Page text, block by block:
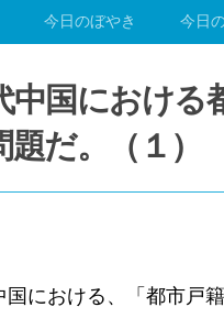
今日のぼやき 今日
国における
だ。（１）
における、「都市戸